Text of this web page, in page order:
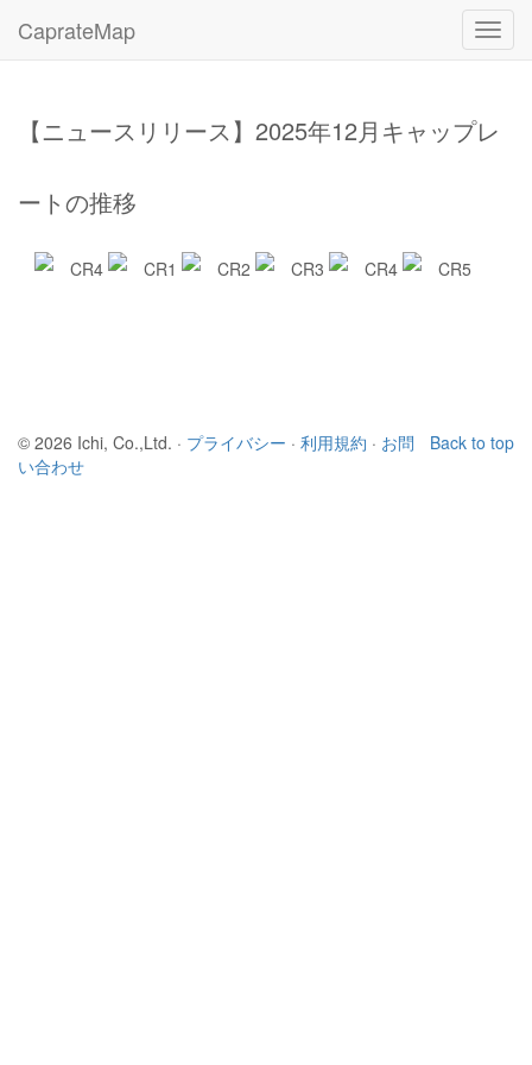
CaprateMap
【ニュースリリース】2025年12月キャップレ
ートの推移
Back to top
© 2026 Ichi, Co.,Ltd. · プライバシー · 利用規約 · お問
い合わせ